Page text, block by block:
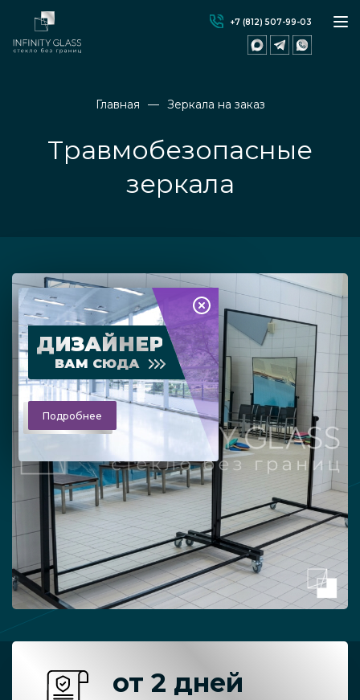
+7 (812) 507-99-03
Главная Зеркала на заказ
Травмобезопасные
зеркала
ДИЗАЙНЕР
ВАМ СЮДА
Подробнее
от 2 дней